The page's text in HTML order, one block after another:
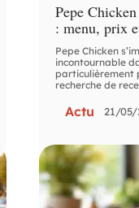
Pepe
: menu, prix
Pepe Chicken
incontournable
particulièrement
recherche de
Actu 21/05/